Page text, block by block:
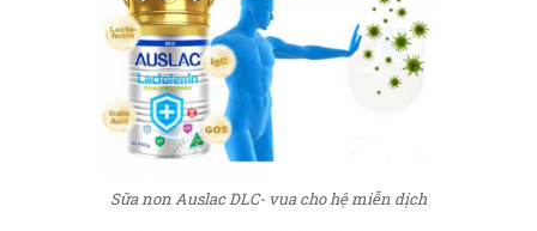
Sữa non Auslac DLC- vua cho hệ miễn dịch